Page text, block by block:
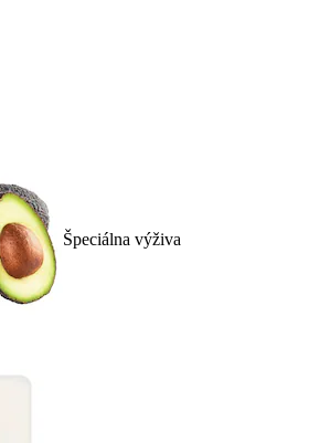
Špeciálna výživa